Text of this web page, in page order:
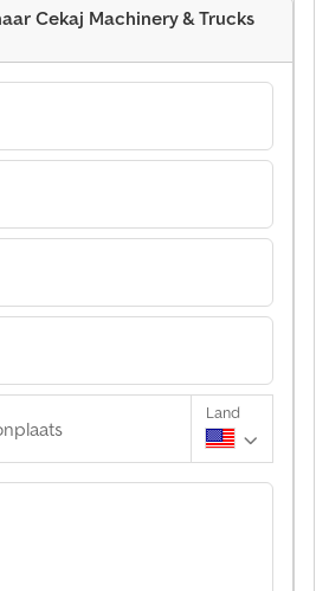
Cekaj Machinery & Trucks
Land